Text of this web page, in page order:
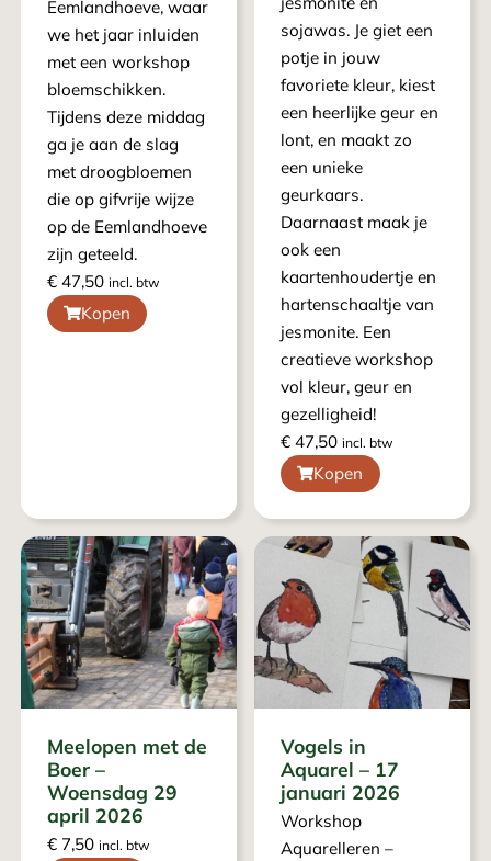
Eemlandhoeve, waar
we het jaar inluiden
met een workshop
bloemschikken.
Tijdens deze middag
ga je aan de slag
met droogbloemen
die op gifvrije wijze
op de Eemlandhoeve
zijn geteeld.
€ 47,50 incl. btw
Kopen
sojawas. Je giet een
potje in jouw
favoriete kleur, kiest
een heerlijke geur en
lont, en maakt zo
een unieke
geurkaars.
Daarnaast maak je
ook een
kaartenhoudertje en
hartenschaaltje van
jesmonite. Een
creatieve workshop
vol kleur, geur en
gezelligheid!
€ 47,50 incl. btw
Kopen
Meelopen met de
Boer –
Woensdag 29
april 2026
€ 7,50 incl. btw
Vogels in
Aquarel – 17
januari 2026
Workshop
Aquarelleren –